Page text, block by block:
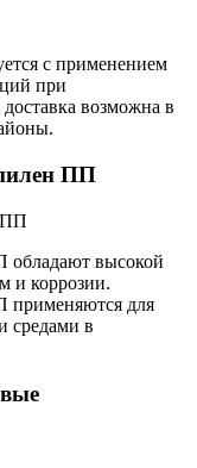
с применением
при
возможна в
ПП
высокой
и коррозии.
применяются для
средами в